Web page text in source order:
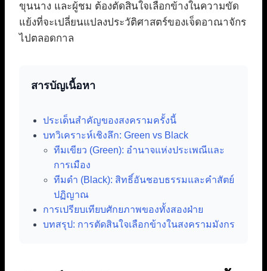
ขุนนาง และผู้ชม ต้องตัดสินใจเลือกข้างในความขัด
แย้งที่จะเปลี่ยนแปลงประวัติศาสตร์ของเจ็ดอาณาจักร
ไปตลอดกาล
สารบัญเนื้อหา
ประเด็นสำคัญของสงครามครั้งนี้
บทวิเคราะห์เชิงลึก: Green vs Black
ทีมเขียว (Green): อำนาจแห่งประเพณีและ
การเมือง
ทีมดำ (Black): สิทธิ์อันชอบธรรมและคำสัตย์
ปฏิญาณ
การเปรียบเทียบศักยภาพของทั้งสองฝ่าย
บทสรุป: การตัดสินใจเลือกข้างในสงครามมังกร